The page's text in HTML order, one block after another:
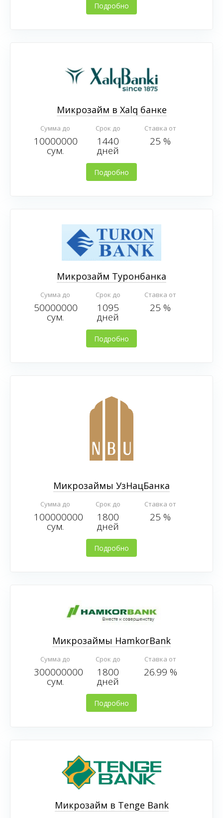
Подробно
Микрозайм в Xalq банке
Сумма до
10000000
сум.
Срок до
1440
дней
Ставка от
25 %
Подробно
Микрозайм Туронбанка
Сумма до
50000000
сум.
Срок до
1095
дней
Ставка от
25 %
Подробно
Микрозаймы УзНацБанка
Сумма до
100000000
сум.
Срок до
1800
дней
Ставка от
25 %
Подробно
Микрозаймы HamkorBank
Сумма до
300000000
сум.
Срок до
1800
дней
Ставка от
26.99 %
Подробно
Микрозайм в Tenge Bank